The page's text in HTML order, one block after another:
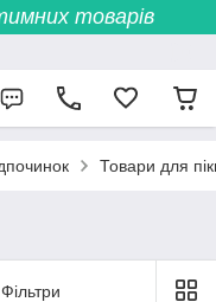
товарів
Товари для
Фільтри